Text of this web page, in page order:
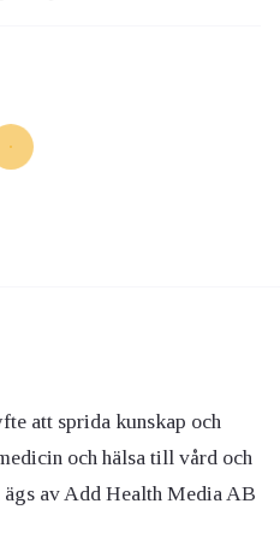
att sprida kunskap och
och hälsa till vård och
av Add Health Media AB